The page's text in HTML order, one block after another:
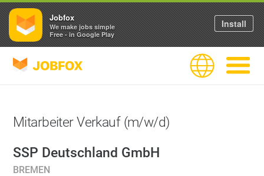
JOBFOX Navigate
Language
Mitarbeiter Verkauf (m/w/d)
SSP Deutschland GmbH
BREMEN
Jobfox
We make jobs simple
Free - in Google Play
Install